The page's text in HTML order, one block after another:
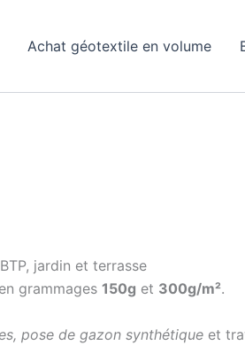
Achat géotextile en volume
jardin et terrasse
grammages 150g et 300g/m².
pose de gazon synthétique et